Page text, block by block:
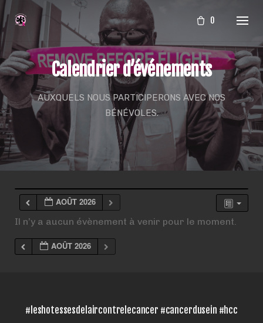
Aller
au
contenu
0
Calendrier d’événements
AUXQUELS NOUS PARTICIPERONS AVEC NOS
BÉNÉVOLES.
AOÛT 2026
Il n’y a aucun évènement à venir pour le moment.
AOÛT 2026
#leshotessesdelaircontrelecancer #cancerdusein #hcc